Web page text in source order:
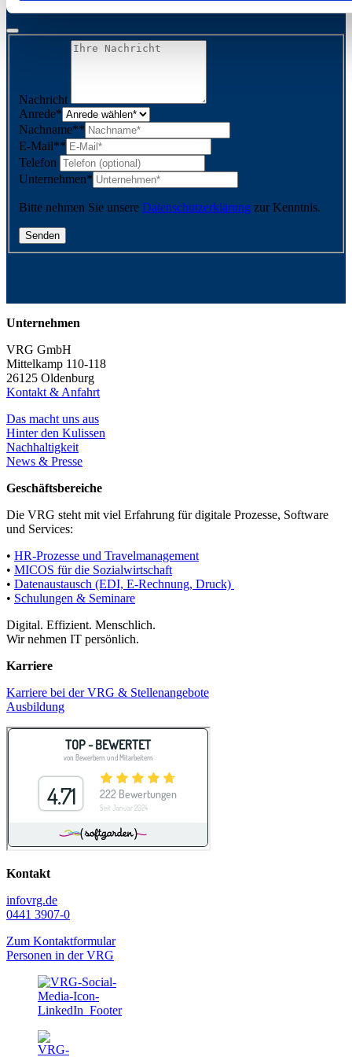
Nachricht
Anrede*
Nachname**
E-Mail**
Telefon
Unternehmen*
Bitte nehmen Sie unsere Datenschutzerklärung zur Kenntnis.
Unternehmen
VRG GmbH
Mittelkamp 110-118
26125 Oldenburg
Kontakt & Anfahrt
Das macht uns aus
Hinter den Kulissen
Nachhaltigkeit
News & Presse
Geschäftsbereiche
Die VRG steht mit viel Erfahrung für digitale Prozesse, Software
und Services:
• HR-Prozesse und Travelmanagement
• MICOS für die Sozialwirtschaft
• Datenaustausch (EDI, E-Rechnung, Druck)
• Schulungen & Seminare
Digital. Effizient. Menschlich.
Wir nehmen IT persönlich.
Karriere
Karriere bei der VRG & Stellenangebote
Ausbildung
Kontakt
infovrg.de
0441 3907-0
Zum Kontaktformular
Personen in der VRG